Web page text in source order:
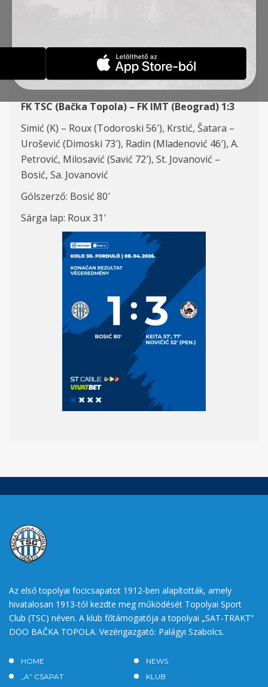
FK TSC (Bačka Topola) – FK IMT (Beograd) 1:3
Simić (K) – Roux (Todoroski 56′), Krstić, Šatara –
Urošević (Dimoski 73′), Radin (Mladenović 46′), A.
Petrović, Milosavić (Savić 72′), St. Jovanović –
Bosić, Sa. Jovanović
Gólszerző: Bosić 80′
Sárga lap: Roux 31′
Az első topolyai focicsapatot 1912-ben alapították, amely
hivatalosan 1913-tól kezdte meg működését Topolyai Sport
Club (TSC) néven. A klub főtámogatója a topolyai „SAT-TRAKT”
DOO BAČKA TOPOLA. Vezérigazgató: Palágyi Szabolcs.
HOME
NEWS
„A” CSAPAT
KLUB